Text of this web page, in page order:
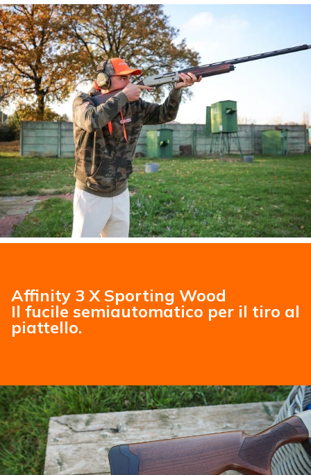
Affinity 3 X Sporting Wood
Il fucile semiautomatico per il tiro al
piattello.